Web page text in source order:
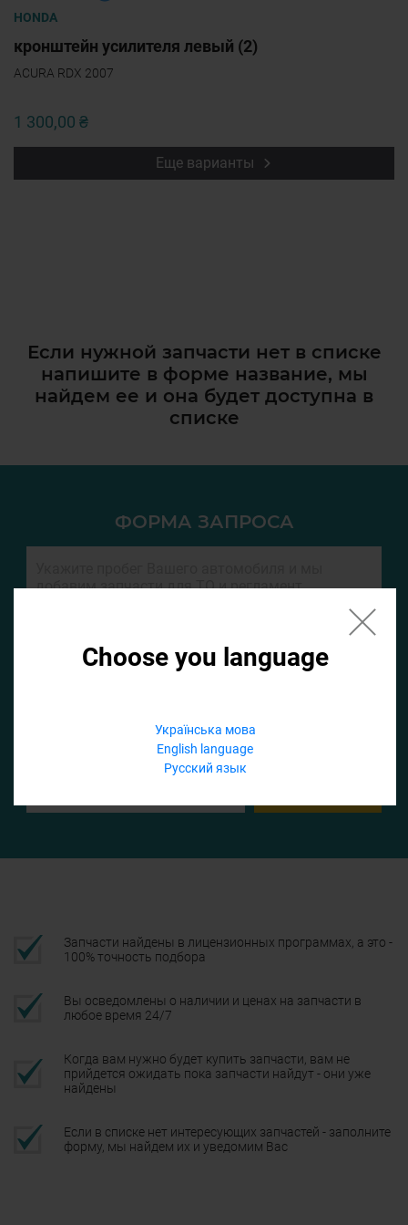
Choose you language
Українська мова
English language
Русский язык
HONDA
кронштейн усилителя левый (2)
ACURA RDX 2007
1 300,00 ₴
Еще варианты
Если нужной запчасти нет в списке
напишите в форме название, мы
найдем ее и она будет доступна в
списке
ФОРМА ЗАПРОСА
Запчасти найдены в лицензионных программах, а это -
100% точность подбора
Вы осведомлены о наличии и ценах на запчасти в
любое время 24/7
Когда вам нужно будет купить запчасти, вам не
прийдется ожидать пока запчасти найдут - они уже
найдены
Если в списке нет интересующих запчастей - заполните
форму, мы найдем их и уведомим Вас